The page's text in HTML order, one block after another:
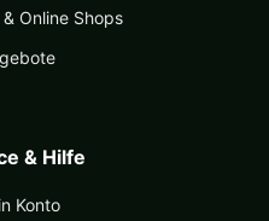
Online Shops
& Hilfe
Konto